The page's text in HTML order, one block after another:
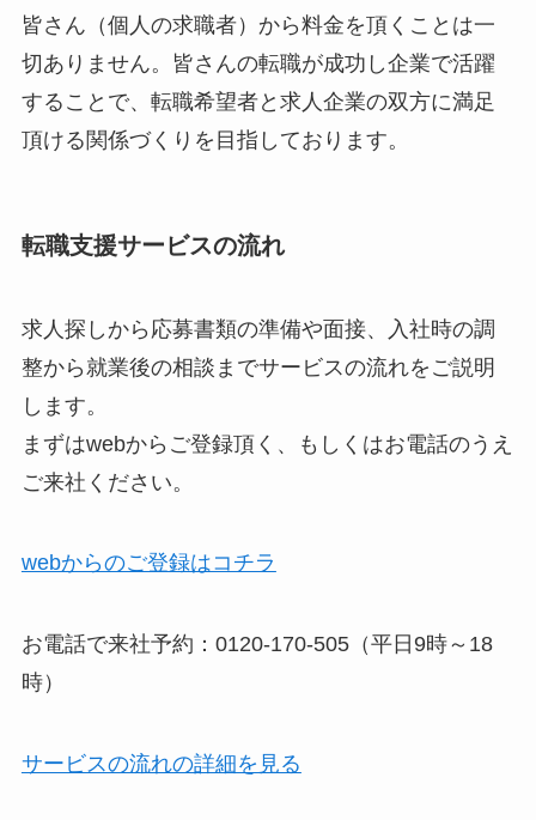
皆さん（個人の求職者）から料金を頂くことは一
切ありません。皆さんの転職が成功し企業で活躍
することで、転職希望者と求人企業の双方に満足
頂ける関係づくりを目指しております。
転職支援サービスの流れ
求人探しから応募書類の準備や面接、入社時の調
整から就業後の相談までサービスの流れをご説明
します。
まずはwebからご登録頂く、もしくはお電話のうえ
ご来社ください。
webからのご登録はコチラ
お電話で来社予約：0120-170-505（平日9時～18
時）
サービスの流れの詳細を見る